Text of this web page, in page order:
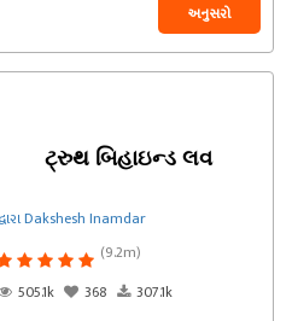
અનુસરો
ટ્રુથ બિહાઇન્ડ લવ
દ્વારા Dakshesh Inamdar
(9.2m)
505.1k
368 307.1k